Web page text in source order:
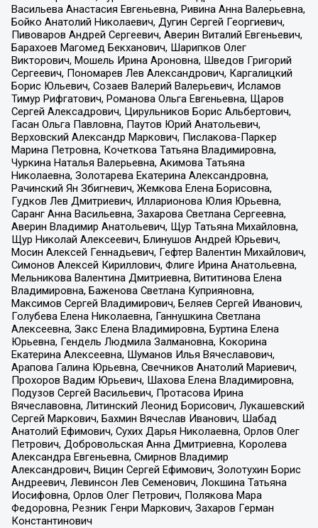
Васильева Анастасия Евгеньевна, Ривина Анна Валерьевна,
Бойко Анатолий Николаевич, Дугин Сергей Георгиевич,
Пивоваров Андрей Сергеевич, Аверин Виталий Евгеньевич,
Барахоев Магомед Бекханович, Шарипков Олег
Викторович, Мошель Ирина Ароновна, Шведов Григорий
Сергеевич, Пономарев Лев Александрович, Каргалицкий
Борис Юльевич, Созаев Валерий Валерьевич, Исламов
Тимур Рифгатович, Романова Ольга Евгеньевна, Щаров
Сергей Алексадрович, Цирульников Борис Альбертович,
Гасан Ольга Павловна, Паутов Юрий Анатольевич,
Верховский Александр Маркович, Пислакова-Паркер
Марина Петровна, Кочеткова Татьяна Владимировна,
Чуркина Наталья Валерьевна, Акимова Татьяна
Николаевна, Золотарева Екатерина Александровна,
Рачинский Ян Збигневич, Жемкова Елена Борисовна,
Гудков Лев Дмитриевич, Илларионова Юлия Юрьевна,
Саранг Анна Васильевна, Захарова Светлана Сергеевна,
Аверин Владимир Анатольевич, Щур Татьяна Михайловна,
Щур Николай Алексеевич, Блинушов Андрей Юрьевич,
Мосин Алексей Геннадьевич, Гефтер Валентин Михайлович,
Симонов Алексей Кириллович, Флиге Ирина Анатольевна,
Мельникова Валентина Дмитриевна, Вититинова Елена
Владимировна, Баженова Светлана Куприяновна,
Максимов Сергей Владимирович, Беляев Сергей Иванович,
Голубева Елена Николаевна, Ганнушкина Светлана
Алексеевна, Закс Елена Владимировна, Буртина Елена
Юрьевна, Гендель Людмила Залмановна, Кокорина
Екатерина Алексеевна, Шуманов Илья Вячеславович,
Арапова Галина Юрьевна, Свечников Анатолий Мариевич,
Прохоров Вадим Юрьевич, Шахова Елена Владимировна,
Подузов Сергей Васильевич, Протасова Ирина
Вячеславовна, Литинский Леонид Борисович, Лукашевский
Сергей Маркович, Бахмин Вячеслав Иванович, Шабад
Анатолий Ефимович, Сухих Дарья Николаевна, Орлов Олег
Петрович, Добровольская Анна Дмитриевна, Королева
Александра Евгеньевна, Смирнов Владимир
Александрович, Вицин Сергей Ефимович, Золотухин Борис
Андреевич, Левинсон Лев Семенович, Локшина Татьяна
Иосифовна, Орлов Олег Петрович, Полякова Мара
Федоровна, Резник Генри Маркович, Захаров Герман
Константинович